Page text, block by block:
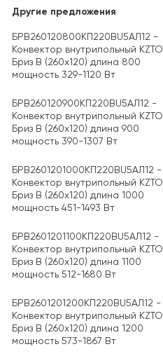
Другие предложения
БРВ260120800КП220ВU5АЛ12 -
Конвектор внутрипольный KZTO
Бриз B (260х120) длина 800
мощность 329-1120 Вт
БРВ260120900КП220ВU5АЛ12 -
Конвектор внутрипольный KZTO
Бриз B (260х120) длина 900
мощность 390-1307 Вт
БРВ2601201000КП220ВU5АЛ12 -
Конвектор внутрипольный KZTO
Бриз B (260х120) длина 1000
мощность 451-1493 Вт
БРВ2601201100КП220ВU5АЛ12 -
Конвектор внутрипольный KZTO
Бриз B (260х120) длина 1100
мощность 512-1680 Вт
БРВ2601201200КП220ВU5АЛ12 -
Конвектор внутрипольный KZTO
Бриз B (260х120) длина 1200
мощность 573-1867 Вт